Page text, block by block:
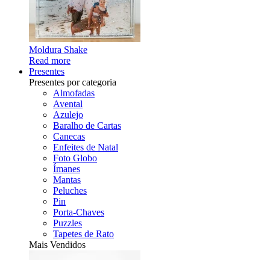
Moldura Shake
Read more
Presentes
Presentes por categoria
Almofadas
Avental
Azulejo
Baralho de Cartas
Canecas
Enfeites de Natal
Foto Globo
Ímanes
Mantas
Peluches
Pin
Porta-Chaves
Puzzles
Tapetes de Rato
Mais Vendidos